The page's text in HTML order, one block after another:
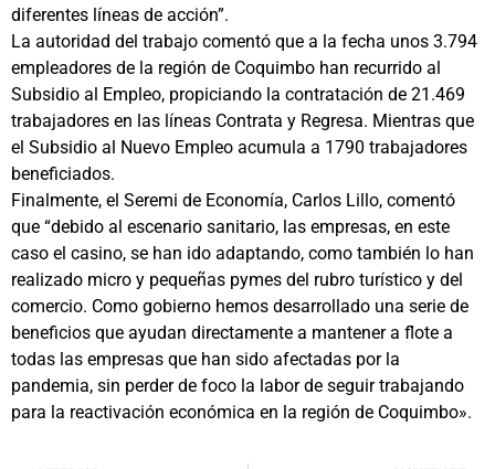
diferentes líneas de acción”.
La autoridad del trabajo comentó que a la fecha unos 3.794
empleadores de la región de Coquimbo han recurrido al
Subsidio al Empleo, propiciando la contratación de 21.469
trabajadores en las líneas Contrata y Regresa. Mientras que
el Subsidio al Nuevo Empleo acumula a 1790 trabajadores
beneficiados.
Finalmente, el Seremi de Economía, Carlos Lillo, comentó
que “debido al escenario sanitario, las empresas, en este
caso el casino, se han ido adaptando, como también lo han
realizado micro y pequeñas pymes del rubro turístico y del
comercio. Como gobierno hemos desarrollado una serie de
beneficios que ayudan directamente a mantener a flote a
todas las empresas que han sido afectadas por la
pandemia, sin perder de foco la labor de seguir trabajando
para la reactivación económica en la región de Coquimbo».